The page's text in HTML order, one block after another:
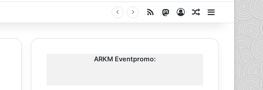
RSS Mastodon
AnmeldenZufälliger
ARKM Eventpromo: